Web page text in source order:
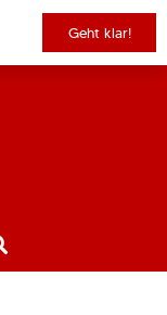
Geht klar!